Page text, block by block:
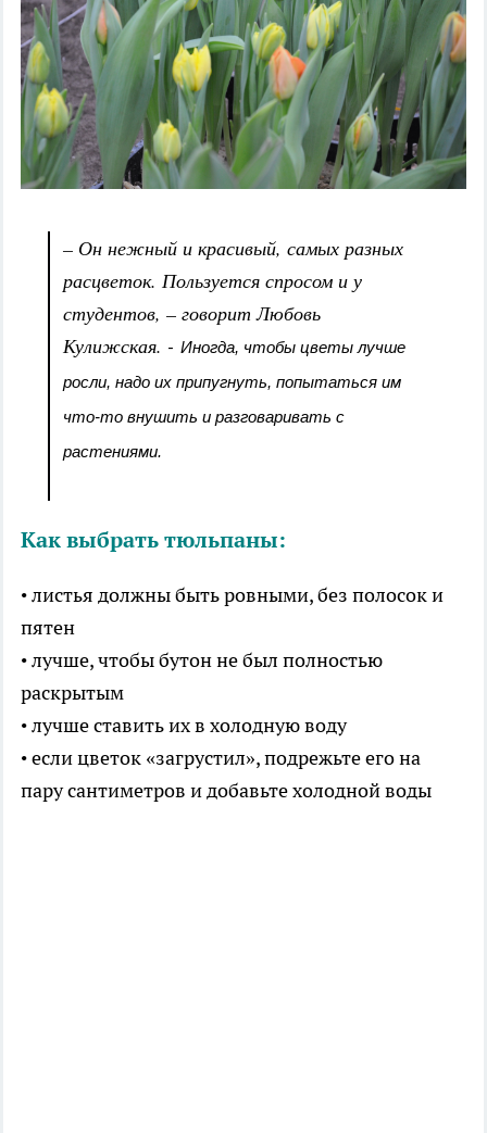
– Он нежный и красивый, самых разных
расцветок. Пользуется спросом и у
студентов, – говорит Любовь
Кулижская. - Иногда, чтобы цветы лучше
росли, надо их припугнуть, попытаться им
что-то внушить и разговаривать с
растениями.
Как выбрать тюльпаны:
• листья должны быть ровными, без полосок и
пятен
• лучше, чтобы бутон не был полностью
раскрытым
• лучше ставить их в холодную воду
• если цветок «загрустил», подрежьте его на
пару сантиметров и добавьте холодной воды